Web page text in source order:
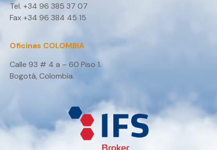
Tel. +34 96 385 37 07
Fax +34 96 384 45 15
Oficinas COLOMBIA
Calle 93 # 4 a – 60 Piso 1.
Bogotá, Colombia.